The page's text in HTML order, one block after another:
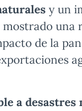
y un
de la
a desastres